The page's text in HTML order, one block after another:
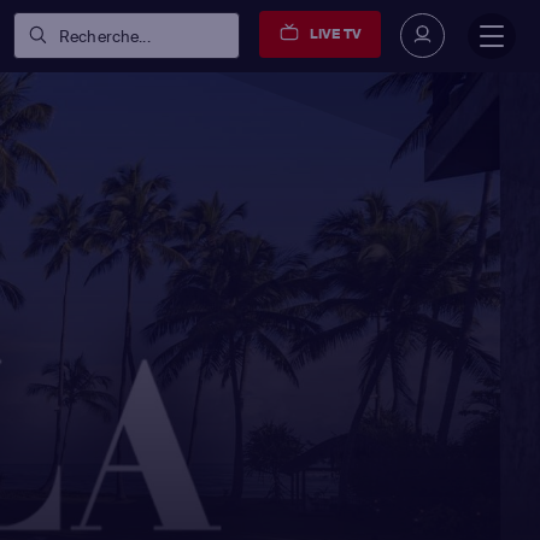
Recherche... LIVE TV